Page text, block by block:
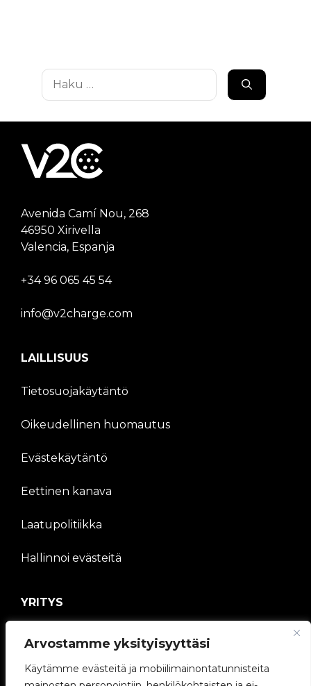
Arvostamme yksityisyyttäsi
Käytämme evästeitä ja mobiilimainontatunnisteita
Haku:
Avenida Camí Nou, 268
46950 Xirivella
Valencia, Espanja
+34 96 065 45 54
info@v2charge.com
LAILLISUUS
Tietosuojakäytäntö
Oikeudellinen huomautus
Evästekäytäntö
Eettinen kanava
Laatupolitiikka
Hallinnoi evästeitä
YRITYS
Työskentele kanssamme